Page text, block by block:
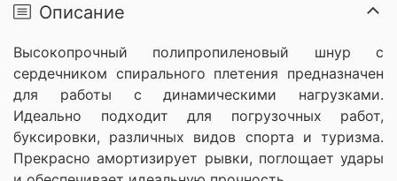
Описание
Высокопрочный полипропиленовый шнур с
сердечником спирального плетения предназначен
для работы с динамическими нагрузками.
Идеально подходит для погрузочных работ,
буксировки, различных видов спорта и туризма.
Прекрасно амортизирует рывки, поглощает удары